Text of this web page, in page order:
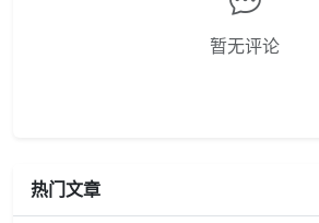
暂无评论
热门文章